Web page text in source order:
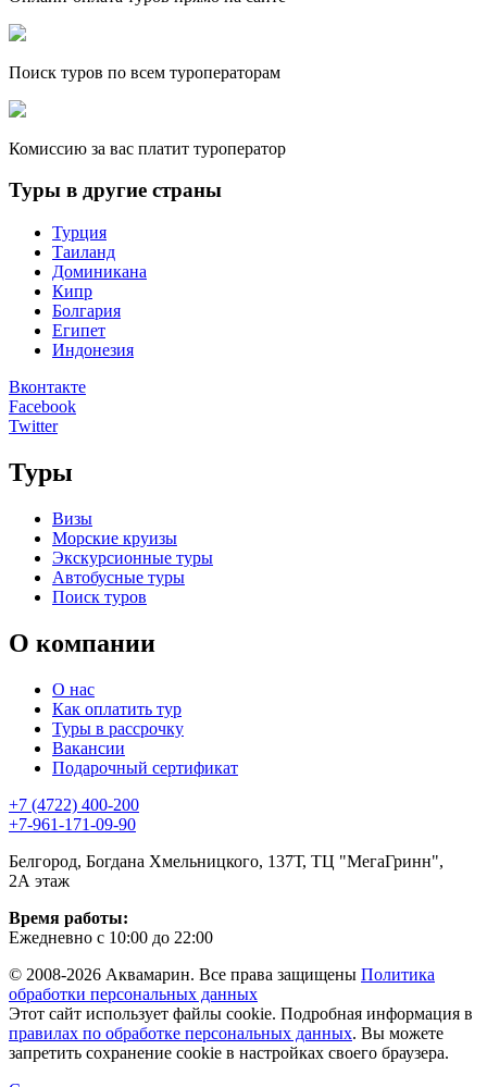
Поиск туров по всем туроператорам
Комиссию за вас платит туроператор
Туры в другие страны
Турция
Таиланд
Доминикана
Кипр
Болгария
Египет
Индонезия
Вконтакте
Facebook
Twitter
Туры
Визы
Морские круизы
Экскурсионные туры
Автобусные туры
Поиск туров
О компании
О нас
Как оплатить тур
Туры в рассрочку
Вакансии
Подарочный сертификат
+7 (4722) 400-200
+7-961-171-09-90
Белгород, Богдана Хмельницкого, 137Т, ТЦ "МегаГринн",
2А этаж
Время работы:
Ежедневно с 10:00 до 22:00
© 2008-2026 Аквамарин. Все права защищены Политика
обработки персональных данных
Этот сайт использует файлы cookie. Подробная информация в
правилах по обработке персональных данных. Вы можете
запретить сохранение cookie в настройках своего браузера.